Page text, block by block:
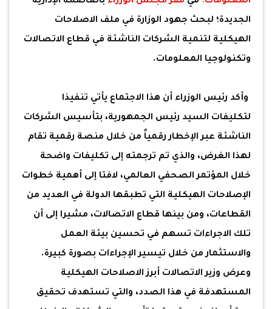
الجديدة؛ لبحث جهود الوزارة في ملف الاصلاحات
الهيكلية لتنمية الشركات الناشئة في قطاع الاتصالات
وتكنولوجيا المعلومات.
وأكد رئيس الوزراء أن هذا الاجتماع يأتي تنفيذا
لتكليفات السيد رئيس الجمهورية، بتأسيس الشركات
الناشئة عبر الإخطار رقمياً من خلال منصة رقمية تقام
لهذا الغرض، والذي تم ترجمته إلى تكليفات واضحة
خلال المؤتمر الصحفي العالمي، لافتا إلى أهمية خطوات
الإصلاحات الهيكلية التي تطبقها الدولة في العديد من
القطاعات، ومن بينها قطاع الاتصالات، مشيرا إلى أن
تلك الاجراءات تسهم في تحسين بيئة العمل
والاستثمار من خلال تيسير الإجراءات بصورة كبيرة.
وعرض وزير الاتصالات أبرز الاصلاحات الهيكلية
المستهدفة في هذا الصدد، والتي تستهدف تحقيق